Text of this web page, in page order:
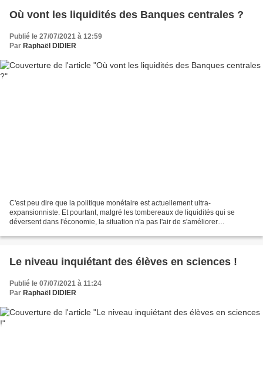
Où vont les liquidités des Banques centrales ?
Publié le 27/07/2021 à 12:59
Par Raphaël DIDIER
C'est peu dire que la politique monétaire est actuellement ultra-
expansionniste. Et pourtant, malgré les tombereaux de liquidités qui se
déversent dans l'économie, la situation n'a pas l'air de s'améliorer
Le niveau inquiétant des élèves en sciences !
Publié le 07/07/2021 à 11:24
Par Raphaël DIDIER